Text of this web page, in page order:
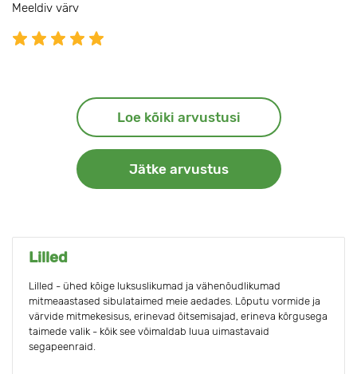
Meeldiv värv
Loe kõiki arvustusi
Jätke arvustus
Lilled
Lilled - ühed kõige luksuslikumad ja vähenõudlikumad
mitmeaastased sibulataimed meie aedades. Lõputu vormide ja
värvide mitmekesisus, erinevad õitsemisajad, erineva kõrgusega
taimede valik - kõik see võimaldab luua uimastavaid
segapeenraid.